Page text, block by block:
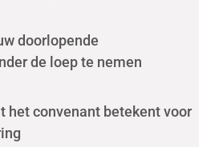
doorlopende
de loep te nemen
het convenant betekent voor